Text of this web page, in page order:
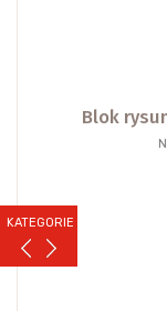
KATEGORIE
Blok